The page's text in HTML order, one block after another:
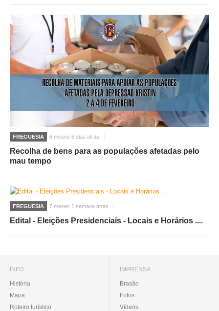
FREGUESIA 6 meses 6 dias atrás
Recolha de bens para as populações afetadas pelo
mau tempo
FREGUESIA 7 meses 1 semana atrás
Edital - Eleições Presidenciais - Locais e Horários ....
INFO
História
Mapa
Roteiro turístico
IMPRENSA
Brasão
Fotos
Vídeos